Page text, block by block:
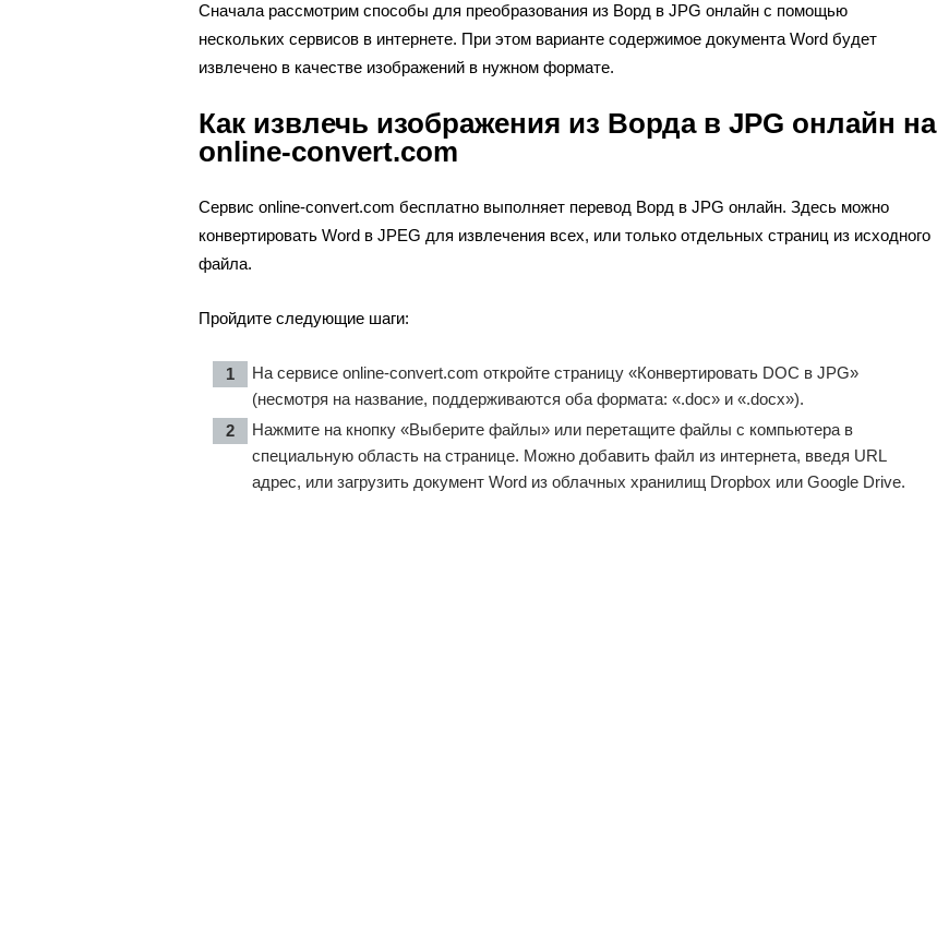
Сначала рассмотрим способы для преобразования из Ворд в JPG онлайн с помощью
нескольких сервисов в интернете. При этом варианте содержимое документа Word будет
извлечено в качестве изображений в нужном формате.
Как извлечь изображения из Ворда в JPG онлайн на
online-convert.com
Сервис online-convert.com бесплатно выполняет перевод Ворд в JPG онлайн. Здесь можно
конвертировать Word в JPEG для извлечения всех, или только отдельных страниц из исходного
файла.
Пройдите следующие шаги:
На сервисе online-convert.com откройте страницу «Конвертировать DOC в JPG»
(несмотря на название, поддерживаются оба формата: «.doc» и «.docx»).
Нажмите на кнопку «Выберите файлы» или перетащите файлы с компьютера в
специальную область на странице. Можно добавить файл из интернета, введя URL
адрес, или загрузить документ Word из облачных хранилищ Dropbox или Google Drive.